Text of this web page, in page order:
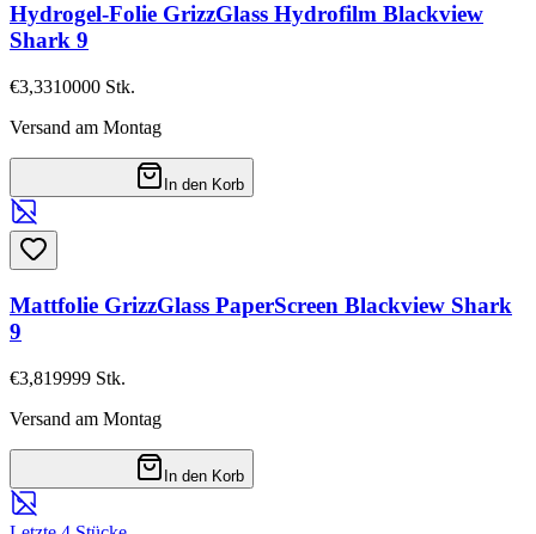
Hydrogel-Folie GrizzGlass Hydrofilm Blackview
Shark 9
€3,3310000 Stk.
Versand am Montag
In den Korb
Mattfolie GrizzGlass PaperScreen Blackview Shark
9
€3,819999 Stk.
Versand am Montag
In den Korb